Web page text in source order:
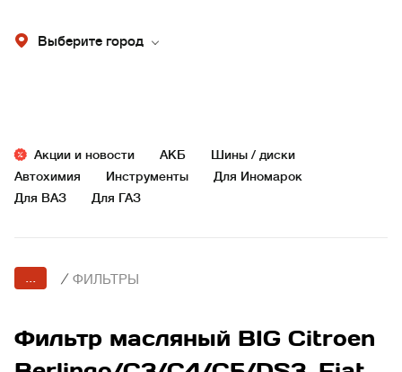
Выберите город
Акции и новости АКБ
Шины / диски
Автохимия
Инструменты
Для Иномарок
Для ВАЗ
Для ГАЗ
... / ФИЛЬТРЫ
Фильтр масляный BIG Citroen